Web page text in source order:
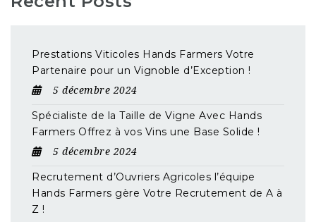
Prestations Viticoles Hands Farmers Votre
Partenaire pour un Vignoble d’Exception !
5 décembre 2024
Spécialiste de la Taille de Vigne Avec Hands
Farmers Offrez à vos Vins une Base Solide !
5 décembre 2024
Recrutement d’Ouvriers Agricoles l’équipe
Hands Farmers gère Votre Recrutement de A à
Z !